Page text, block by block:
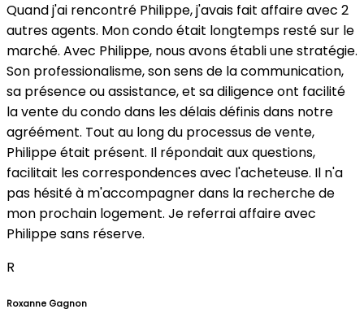
Quand j'ai rencontré Philippe, j'avais fait affaire avec 2
autres agents. Mon condo était longtemps resté sur le
marché. Avec Philippe, nous avons établi une stratégie.
Son professionalisme, son sens de la communication,
sa présence ou assistance, et sa diligence ont facilité
la vente du condo dans les délais définis dans notre
agréément. Tout au long du processus de vente,
Philippe était présent. Il répondait aux questions,
facilitait les correspondences avec l'acheteuse. Il n'a
pas hésité à m'accompagner dans la recherche de
mon prochain logement. Je referrai affaire avec
Philippe sans réserve.
R
Roxanne Gagnon